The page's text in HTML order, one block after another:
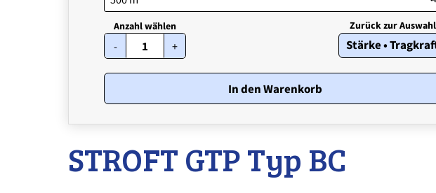
- STROFT
GTP
Typ
BC
6
kg
Menge
+ Stärke •
In den Warenkorb
STROFT GTP Typ BC